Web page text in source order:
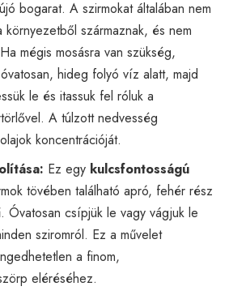
bogarat. A szirmokat általában nem
környezetből származnak, és nem
mégis mosásra van szükség,
hideg folyó víz alatt, majd
le és itassuk fel róluk a
A túlzott nedvesség
koncentrációját.
Ez egy kulcsfontosságú
tövében található apró, fehér rész
Óvatosan csípjük le vagy vágjuk le
sziromról. Ez a művelet
a finom,
eléréséhez.